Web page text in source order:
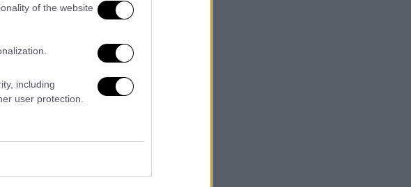
of the website
including
user protection.
υγείας